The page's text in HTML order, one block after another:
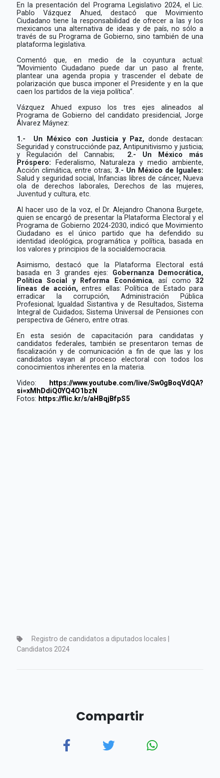
En la presentación del Programa Legislativo 2024, el Lic.
Pablo Vázquez Ahued, destacó que Movimiento
Ciudadano tiene la responsabilidad de ofrecer a las y los
mexicanos una alternativa de ideas y de país, no sólo a
través de su Programa de Gobierno, sino también de una
plataforma legislativa.
Comentó que, en medio de la coyuntura actual:
“Movimiento Ciudadano puede dar un paso al frente,
plantear una agenda propia y trascender el debate de
polarización que busca imponer el Presidente y en la que
caen los partidos de la vieja política”.
Vázquez Ahued expuso los tres ejes alineados al
Programa de Gobierno del candidato presidencial, Jorge
Álvarez Máynez:
1.-
Un México con Justicia y Paz, donde destacan:
Seguridad y construcciónde paz, Antipunitivismo y justicia;
y Regulación del Cannabis;
2.- Un México más
Próspero: Federalismo, Naturaleza y medio ambiente,
Acción climática, entre otras; 3.- Un México de Iguales:
Salud y seguridad social, Infancias libres de cáncer, Nueva
ola de derechos laborales, Derechos de las mujeres,
Juventud y cultura, etc.
Al hacer uso de la voz, el Dr. Alejandro Chanona Burgete,
quien se encargó de presentar la Plataforma Electoral y el
Programa de Gobierno 2024-2030, indicó que Movimiento
Ciudadano es el único partido que ha defendido su
identidad ideológica, programática y política, basada en
los valores y principios de la socialdemocracia.
Asimismo, destacó que la Plataforma Electoral está
basada en 3 grandes ejes: Gobernanza Democrática,
Política Social y Reforma Económica, así como32
líneas de acción, entres ellas: Política de Estado para
erradicar la corrupción, Administración Pública
Profesional; Igualdad Sistantiva y de Resultados, Sistema
Integral de Cuidados; Sistema Universal de Pensiones con
perspectiva de Género, entre otras.
En esta sesión de capacitación para candidatas y
candidatos federales, también se presentaron temas de
fiscalización y de comunicación a fin de que las y los
candidatos vayan al proceso electoral con todos los
conocimientos inherentes en la materia.
Video: https://www.youtube.com/live/Sw0gBoqVdQA?
si=xMhDdiQ0YQ4O1bzN
Fotos: https://flic.kr/s/aHBqjBfpS5
Registro de candidatos a diputados locales |
Candidatos 2024
Compartir